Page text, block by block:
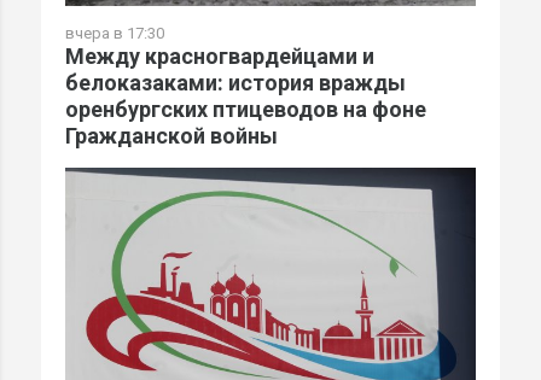
вчера в 17:30
Между красногвардейцами и
белоказаками: история вражды
оренбургских птицеводов на фоне
Гражданской войны